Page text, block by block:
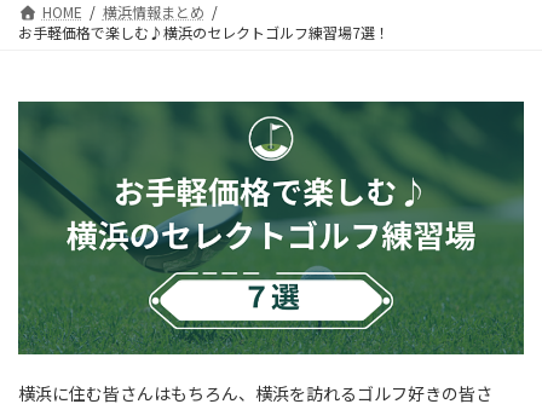
HOME
横浜情報まとめ
お手軽価格で楽しむ♪横浜のセレクトゴルフ練習場7選！
横浜に住む皆さんはもちろん、横浜を訪れるゴルフ好きの皆さ